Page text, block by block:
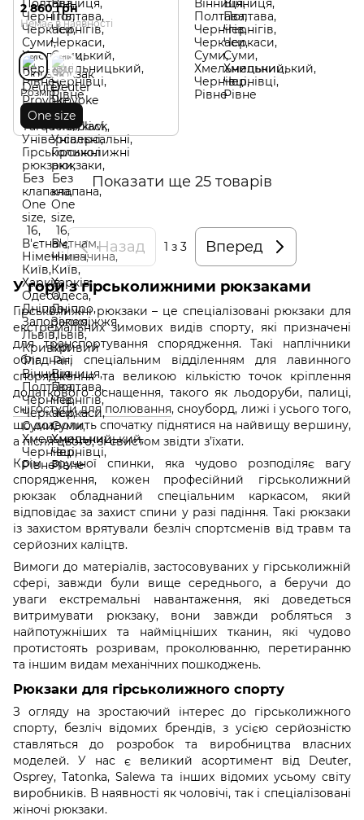
2 860 грн
Немає в наявності
Розмір
One size
Показати ще 25 товарів
Назад 1 з 3 Вперед
У гори з гірськолижними рюкзаками
Гірськолижні рюкзаки – це спеціалізовані рюкзаки для
екстремальних зимових видів спорту, які призначені
для транспортування спорядження. Такі наплічники
обладнані спеціальним відділенням для лавинного
спорядження та великою кількістю точок кріплення
додаткового оснащення, такого як льодоруби, палиці,
снігоступи для полювання, сноуборд, лижі і усього того,
що дозволить спочатку піднятися на найвищу вершину,
а після цього, зі свистом звідти з’їхати.
Крім зручної спинки, яка чудово розподіляє вагу
спорядження, кожен професійний гірськолижний
рюкзак обладнаний спеціальним каркасом, який
відповідає за захист спини у разі падіння. Такі рюкзаки
із захистом врятували безліч спортсменів від травм та
серйозних каліцтв.
Вимоги до матеріалів, застосовуваних у гірськолижній
сфері, завжди були вище середнього, а беручи до
уваги екстремальні навантаження, які доведеться
витримувати рюкзаку, вони завжди робляться з
найпотужніших та найміцніших тканин, які чудово
протистоять розривам, проколюванню, перетиранню
та іншим видам механічних пошкоджень.
Рюкзаки для гірськолижного спорту
З огляду на зростаючий інтерес до гірськолижного
спорту, безліч відомих брендів, з усією серйозністю
ставляться до розробок та виробництва власних
моделей. У нас є великий асортимент від Deuter,
Osprey, Tatonka, Salewa та інших відомих усьому світу
виробників. В наявності як чоловічі, так і спеціалізовані
жіночі рюкзаки.